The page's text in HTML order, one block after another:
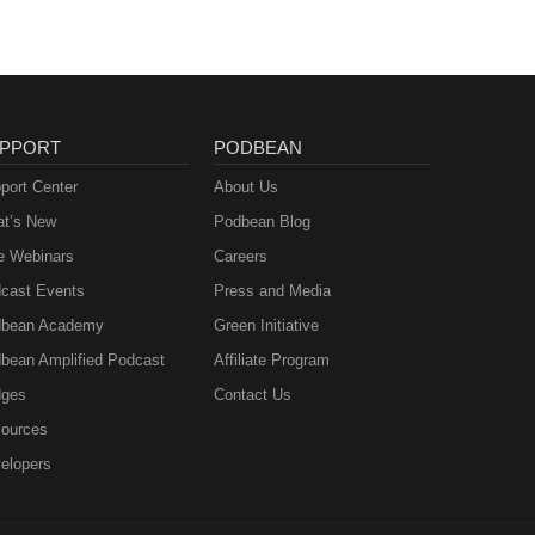
Center
New
Webinars
Events
Academy
Amplified Podcast
PODBEAN
About Us
Podbean Blog
Careers
Press and Media
Green Initiative
Affiliate Program
Contact Us